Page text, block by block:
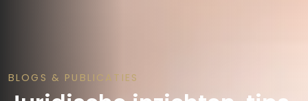
BLOGS & PUBLICATIES